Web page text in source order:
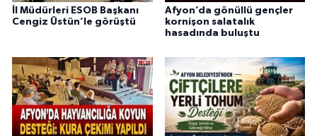
İl Müdürleri ESOB Başkanı
Cengiz Üstün’le görüştü
Afyon’da gönüllü gençler
kornişon salatalık
hasadında buluştu